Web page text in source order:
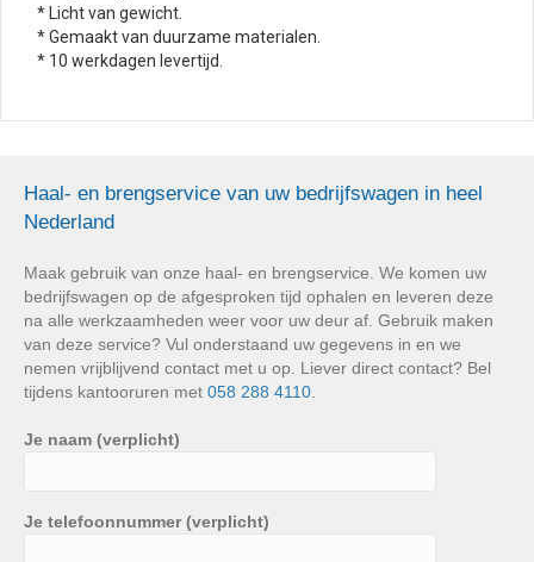
* Licht van gewicht.
* Gemaakt van duurzame materialen.
* 10 werkdagen levertijd.
Haal- en brengservice van uw bedrijfswagen in heel
Nederland
Maak gebruik van onze haal- en brengservice. We komen uw
bedrijfswagen op de afgesproken tijd ophalen en leveren deze
na alle werkzaamheden weer voor uw deur af. Gebruik maken
van deze service? Vul onderstaand uw gegevens in en we
nemen vrijblijvend contact met u op. Liever direct contact? Bel
tijdens kantooruren met 058 288 4110
Je naam (verplicht)
Je telefoonnummer (verplicht)